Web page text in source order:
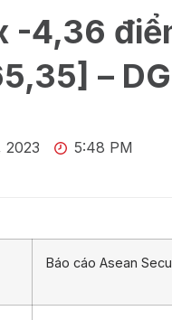
-4,36
–
2023 5:48 PM
Báo cáo Asean